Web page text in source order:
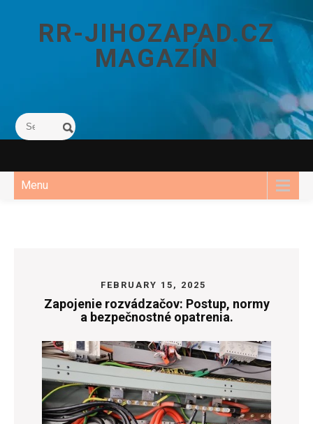
RR-JIHOZAPAD.CZ
MAGAZÍN
Menu
FEBRUARY 15, 2025
Zapojenie rozvádzačov: Postup, normy
a bezpečnostné opatrenia.